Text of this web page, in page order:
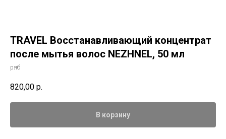
TRAVEL Восстанавливающий концентрат
после мытья волос NEZHNEL, 50 мл
ряб
820,00 р.
В корзину